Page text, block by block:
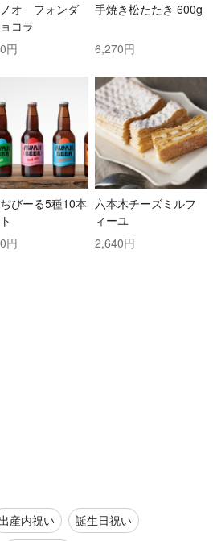
オ フォンダ
コラ
円
手焼き松たたき 600g
6,270円
びーる5種10本
円
六本木チーズミルフ
ィーユ
2,640円
出産内祝い
誕生日祝い